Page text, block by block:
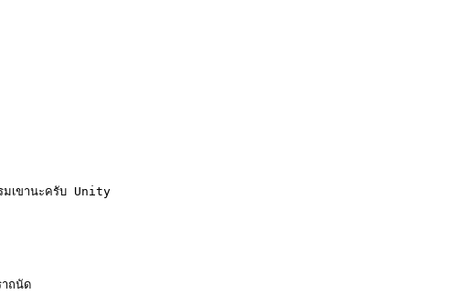
รมเขานะครับ Unity
ถนัด